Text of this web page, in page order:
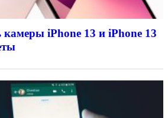
камеры iPhone 13 и iPhone 13